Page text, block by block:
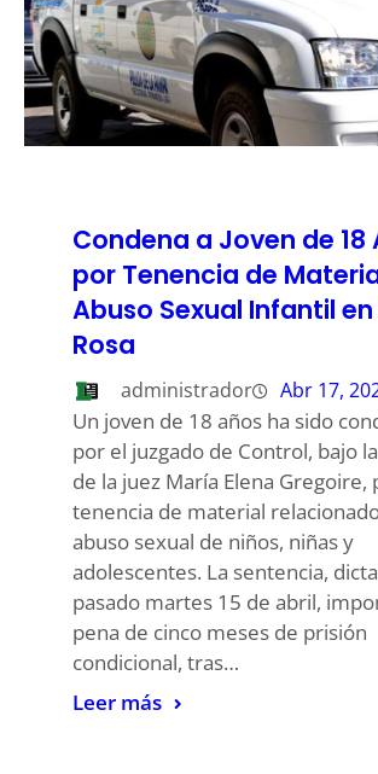
Condena a Joven de 18
por Tenencia de
Abuso Sexual Infantil
Rosa
administrador Abr 17,
Un joven de 18 años ha sido
por el juzgado de Control, bajo
de la juez María Elena Gregoire,
tenencia de material
abuso sexual de niños, niñas y
adolescentes. La sentencia,
pasado martes 15 de abril,
pena de cinco meses de prisión
condicional, tras…
Leer más